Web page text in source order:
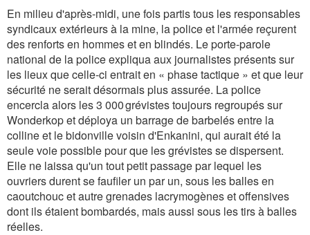
En milieu d'après-midi, une fois partis tous les responsables
syndicaux extérieurs à la mine, la police et l'armée reçurent
des renforts en hommes et en blindés. Le porte-parole
national de la police expliqua aux journalistes présents sur
les lieux que celle-ci entrait en « phase tactique » et que leur
sécurité ne serait désormais plus assurée. La police
encercla alors les 3 000 grévistes toujours regroupés sur
Wonderkop et déploya un barrage de barbelés entre la
colline et le bidonville voisin d'Enkanini, qui aurait été la
seule voie possible pour que les grévistes se dispersent.
Elle ne laissa qu'un tout petit passage par lequel les
ouvriers durent se faufiler un par un, sous les balles en
caoutchouc et autre grenades lacrymogènes et offensives
dont ils étaient bombardés, mais aussi sous les tirs à balles
réelles.